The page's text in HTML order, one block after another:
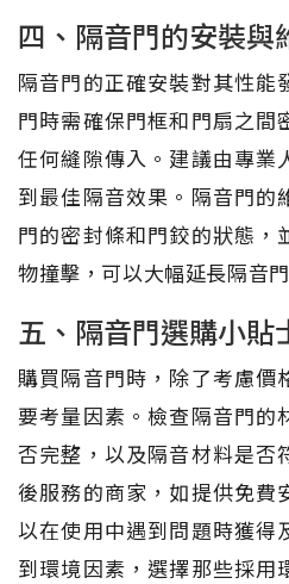
四、隔音門的安裝與
隔音門的正確安裝對其性能
門時需確保門框和門扇之間
任何縫隙傳入。建議由專業
到最佳隔音效果。隔音門的
門的密封條和門鉸的狀態，
物撞擊，可以大幅延長隔音
五、隔音門選購小貼
購買隔音門時，除了考慮價
要考量因素。檢查隔音門的
否完整，以及隔音材料是否
後服務的商家，如提供免費
以在使用中遇到問題時獲得
到環境因素，選擇那些採用